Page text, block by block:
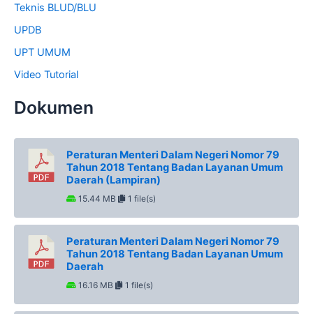
Teknis BLUD/BLU
UPDB
UPT UMUM
Video Tutorial
Dokumen
Peraturan Menteri Dalam Negeri Nomor 79
Tahun 2018 Tentang Badan Layanan Umum
Daerah (Lampiran)
15.44 MB 1 file(s)
Peraturan Menteri Dalam Negeri Nomor 79
Tahun 2018 Tentang Badan Layanan Umum
Daerah
16.16 MB 1 file(s)